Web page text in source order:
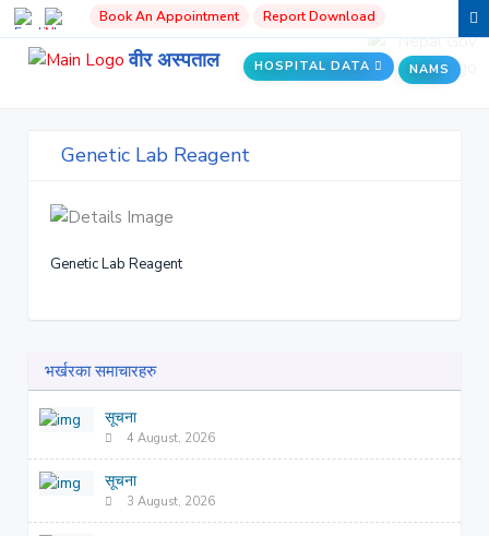
Book An Appointment Report Download
वीर अस्पताल HOSPITAL DATA NAMS
Genetic Lab Reagent
Genetic Lab Reagent
भर्खरका समाचारहरु
सूचना
4 August, 2026
सूचना
3 August, 2026